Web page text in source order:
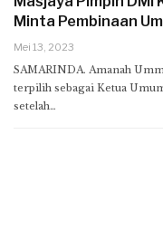
Minta Pembinaan
Mei 13, 2023
SAMARINDA. Amanah
terpilih sebagai Ketua
setelah…